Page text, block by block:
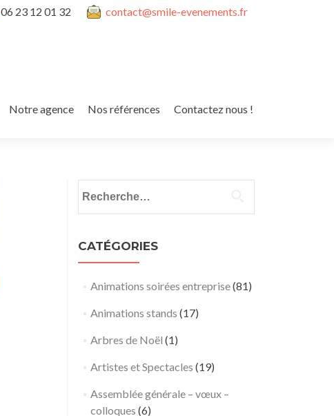
06 23 12 01 32 contact@smile-evenements.fr
Notre agence Nos références Contactez nous !
Journée
I
CATÉGORIES
Animations soirées entreprise(81)
Animations stands (17)
Arbres de Noël (1)
Artistes et Spectacles (19)
Assemblée générale – vœux –
colloques (6)